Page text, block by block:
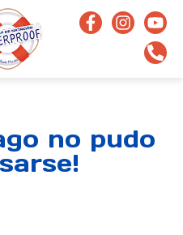
no pudo